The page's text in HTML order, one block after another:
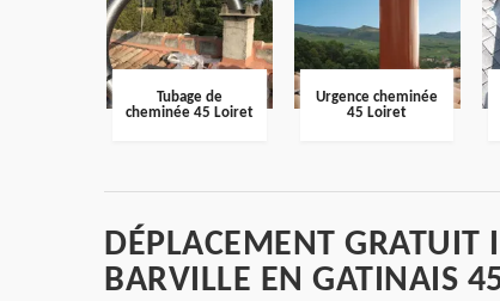
Tubage de
cheminée 45 Loiret
Urgence cheminée
45 Loiret
DÉPLACEMENT GRATUIT
BARVILLE EN GATINAIS